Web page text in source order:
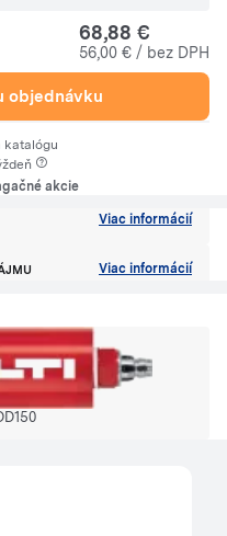
68,88 €
56,00 € / bez DPH
objednávku
katalógu
akcie
Viac informácií
Viac informácií